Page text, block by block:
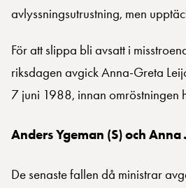
avlyssningsutrustning, men
För att slippa bli avsatt i
riksdagen avgick Anna-Greta
7 juni 1988, innan omröstningen
Anders Ygeman (S) och Anna
De senaste fallen då ministrar